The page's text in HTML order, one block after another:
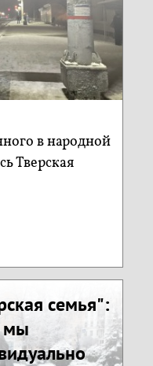
в народной
Тверская
семья":
мы